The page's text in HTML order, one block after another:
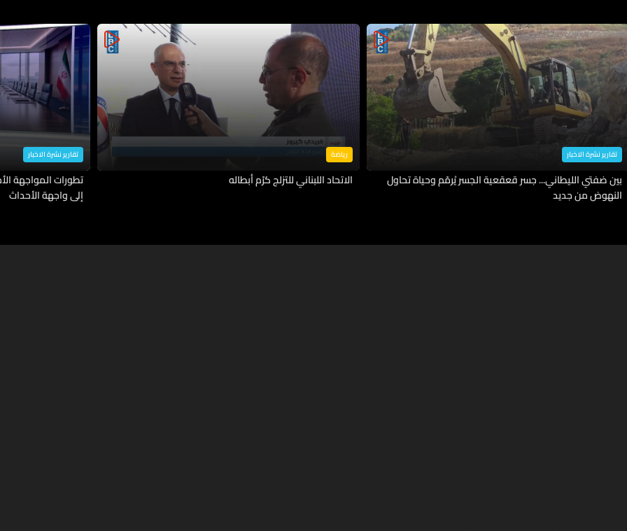
تقارير نشرة الاخبار
بين ضفتي الليطاني... جسر قعقعية الجسر يُرمّم وحياة تحاول
النهوض من جديد
رياضة
الاتحاد اللبناني للتزلج كرّم أبطاله
تقارير نشرة الاخبار
تطورات المواجهة
إلى واجهة الأحداث